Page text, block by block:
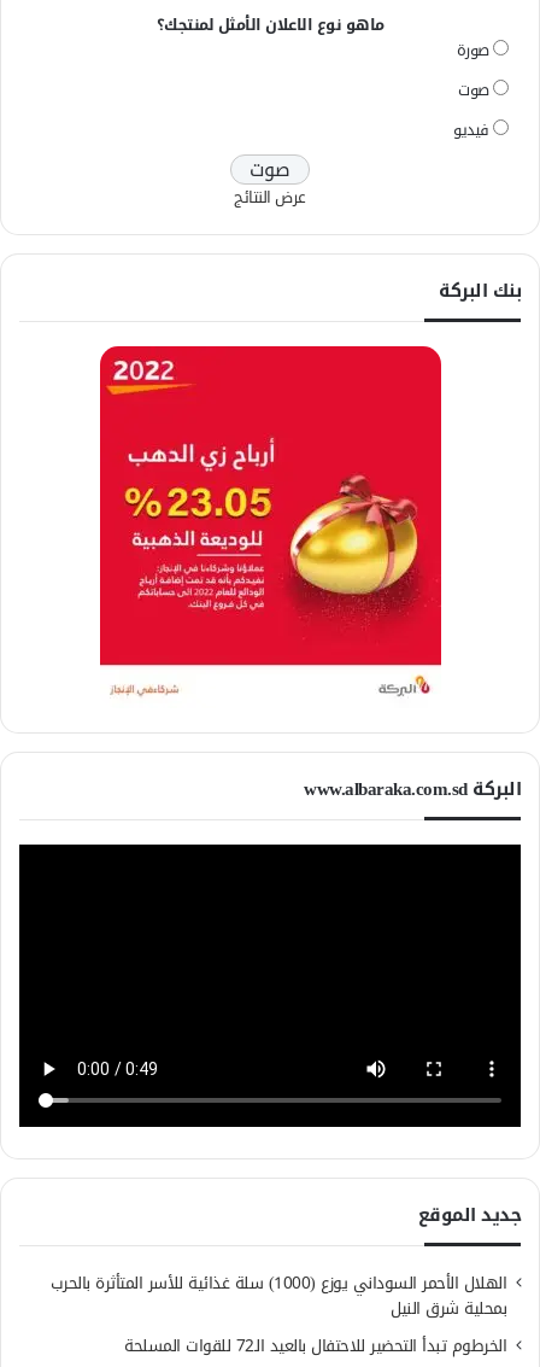
ماهو نوع الاعلان الأمثل لمنتجك؟
صورة
صوت
فيديو
عرض النتائج
بنك البركة
البركة www.albaraka.com.sd
جديد الموقع
الهلال الأحمر السوداني يوزع (1000) سلة غذائية للأسر المتأثرة بالحرب
بمحلية شرق النيل
الخرطوم تبدأ التحضير للاحتفال بالعيد الـ72 للقوات المسلحة